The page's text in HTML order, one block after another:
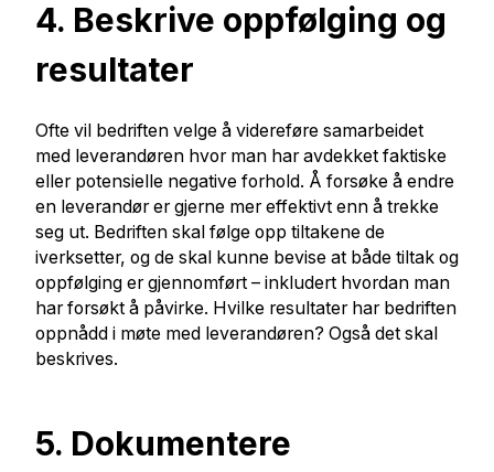
4. Beskrive oppfølging og
resultater
Ofte vil bedriften velge å videreføre samarbeidet
med leverandøren hvor man har avdekket faktiske
eller potensielle negative forhold. Å forsøke å endre
en leverandør er gjerne mer effektivt enn å trekke
seg ut. Bedriften skal følge opp tiltakene de
iverksetter, og de skal kunne bevise at både tiltak og
oppfølging er gjennomført – inkludert hvordan man
har forsøkt å påvirke. Hvilke resultater har bedriften
oppnådd i møte med leverandøren? Også det skal
beskrives.
5. Dokumentere